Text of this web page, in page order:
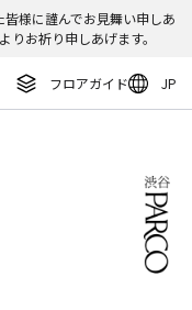
様に謹んでお見舞い申しあ
お祈り申しあげます。
フロアガイド JP
ント アクセス